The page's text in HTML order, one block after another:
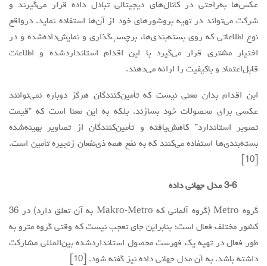
عکس‌ها به‌راحتی در کانال‌های دیجیتالی تبادل داده قرار می‌گیرند و
شرکت می‌تواند در تهیه بروشورهای خود از آن‌ها استفاده نماید. درواقع
نوع اطلاعاتی که روی بسته‌بندی‌ها، برچسب‌گذاری و نمایش‌داده‌شده و در
اختیار مشتری قرار می‌گیرد با این اقدام استانداردشده و اطلاعات
قابل‌اعتماد و باکیفیت را ارائه می‌دهند.
این اقدام بدان معنی نیست که تأمین‌کنندگان هرگز دوباره نمی‌توانند
عکسی برای محصولات خود بسازند. بلکه به این معنا است که “قیمت
تصویر استاندارد” کاهش‌یافته و تأمین‌کنندگان از تصاویر بهینه‌شده
بسته‌بندی‌ها استفاده می‌کنند که به نفع همه ذی‌نفعان زنجیره تأمین است.
3-6 مدل جهانی داده
گروه Metro (گروه آلمانی که Makro-Metro به آن تعلق دارد) در 36
کشور مختلف فعال است؛ بنابراین جای تعجب نیست که وقتی گروه مترو به
طور فعال در تهیه یک فهرست محصول استانداردشده بین‌المللی مشارکت
داشته باشد، به آن مدل جهانی داده نیز گفته شود. [10]